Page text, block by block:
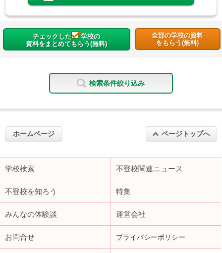
チェックした
学校の
資料をまとめてもらう(無料)
全部の学校の資料
をもらう(無料)
検索条件絞り込み
ホームページ ページトップへ
学校検索 不登校関連ニュース
不登校を知ろう 特集
みんなの体験談 運営会社
お問合せ プライバシーポリシー